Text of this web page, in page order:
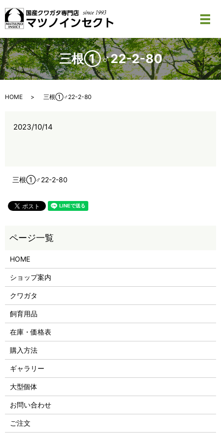
メ
三根①♂22-2-80
HOME 三根①♂22-2-80
2023/10/14
三根①♂22-2-80
HOME
ショップ案内
クワガタ
飼育用品
在庫・価格表
購入方法
ギャラリー
大型個体
お問い合わせ
ご注文